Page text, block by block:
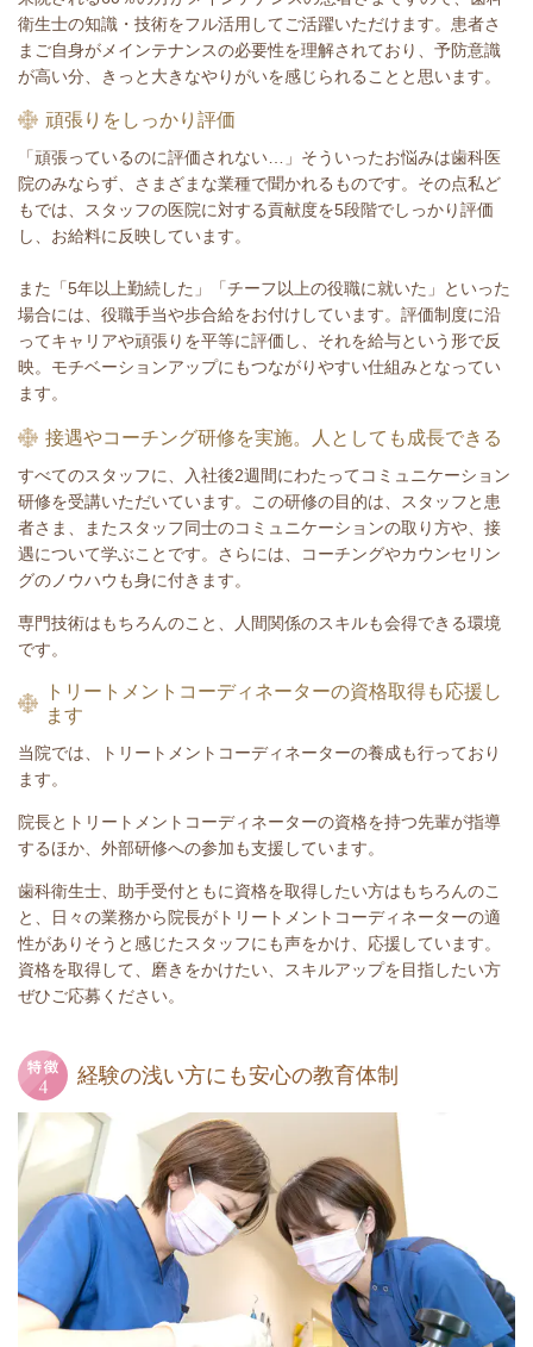
衛生士の知識・技術をフル活用してご活躍いただけます。患者さ
まご自身がメインテナンスの必要性を理解されており、予防意識
が高い分、きっと大きなやりがいを感じられることと思います。
頑張りをしっかり評価
「頑張っているのに評価されない…」そういったお悩みは歯科医
院のみならず、さまざまな業種で聞かれるものです。その点私ど
もでは、スタッフの医院に対する貢献度を5段階でしっかり評価
し、お給料に反映しています。
また「5年以上勤続した」「チーフ以上の役職に就いた」といった
場合には、役職手当や歩合給をお付けしています。評価制度に沿
ってキャリアや頑張りを平等に評価し、それを給与という形で反
映。モチベーションアップにもつながりやすい仕組みとなってい
ます。
接遇やコーチング研修を実施。人としても成長できる
すべてのスタッフに、入社後2週間にわたってコミュニケーション
研修を受講いただいています。この研修の目的は、スタッフと患
者さま、またスタッフ同士のコミュニケーションの取り方や、接
遇について学ぶことです。さらには、コーチングやカウンセリン
グのノウハウも身に付きます。
専門技術はもちろんのこと、人間関係のスキルも会得できる環境
です。
トリートメントコーディネーターの資格取得も応援し
ます
当院では、トリートメントコーディネーターの養成も行っており
ます。
院長とトリートメントコーディネーターの資格を持つ先輩が指導
するほか、外部研修への参加も支援しています。
歯科衛生士、助手受付ともに資格を取得したい方はもちろんのこ
と、日々の業務から院長がトリートメントコーディネーターの適
性がありそうと感じたスタッフにも声をかけ、応援しています。
資格を取得して、磨きをかけたい、スキルアップを目指したい方
ぜひご応募ください。
経験の浅い方にも安心の教育体制